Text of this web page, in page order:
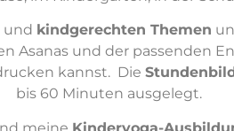
und kindgerechten Themen
Asanas und der passenden
kannst. Die
bis 60 Minuten ausgelegt.